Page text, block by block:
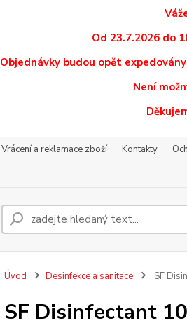
Od 23.7.2026 do
Objednávky budou opět
Není
Vrácení a reklamace zboží Kontakty
Úvod Desinfekce a sanitace SF
SF Disinfectant